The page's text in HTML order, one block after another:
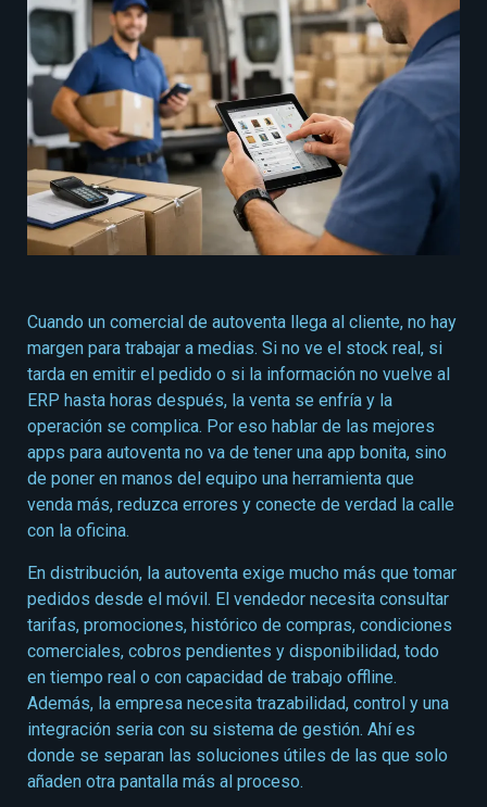
Cuando un comercial de autoventa llega al cliente, no hay
margen para trabajar a medias. Si no ve el stock real, si
tarda en emitir el pedido o si la información no vuelve al
ERP hasta horas después, la venta se enfría y la
operación se complica. Por eso hablar de las mejores
apps para autoventa no va de tener una app bonita, sino
de poner en manos del equipo una herramienta que
venda más, reduzca errores y conecte de verdad la calle
con la oficina.
En distribución, la autoventa exige mucho más que tomar
pedidos desde el móvil. El vendedor necesita consultar
tarifas, promociones, histórico de compras, condiciones
comerciales, cobros pendientes y disponibilidad, todo
en tiempo real o con capacidad de trabajo offline.
Además, la empresa necesita trazabilidad, control y una
integración seria con su sistema de gestión. Ahí es
donde se separan las soluciones útiles de las que solo
añaden otra pantalla más al proceso.